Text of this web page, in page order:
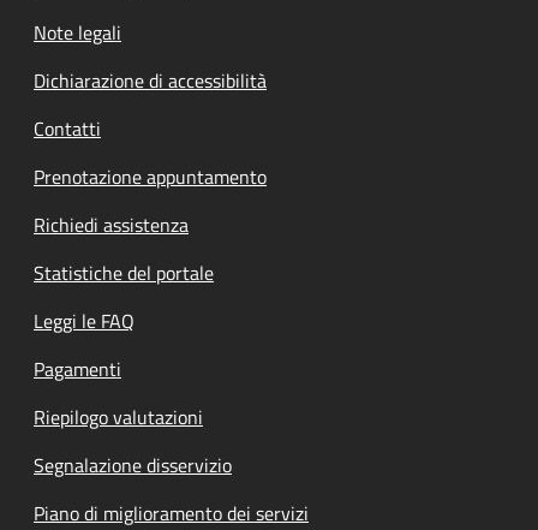
Note legali
Dichiarazione di accessibilità
Contatti
Prenotazione appuntamento
Richiedi assistenza
Statistiche del portale
Leggi le FAQ
Pagamenti
Riepilogo valutazioni
Segnalazione disservizio
Piano di miglioramento dei servizi